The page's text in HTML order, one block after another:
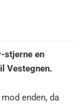
stjerne en
Vestegnen.
enden, da